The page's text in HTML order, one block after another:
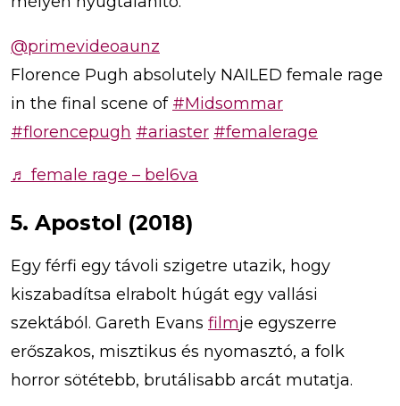
@primevideoaunz
Florence Pugh absolutely NAILED female rage
in the final scene of #Midsommar
#florencepugh #ariaster #femalerage
♬ female rage – bel6va
5. Apostol (2018)
Egy férfi egy távoli szigetre utazik, hogy
kiszabadítsa elrabolt húgát egy vallási
szektából. Gareth Evans filmje egyszerre
erőszakos, misztikus és nyomasztó, a folk
horror sötétebb, brutálisabb arcát mutatja.